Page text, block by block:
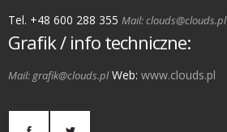
Tel. +48 600 288 355 Mail: clouds@clouds.pl
Grafik / info techniczne:
Mail: grafik@clouds.plWeb: www.clouds.pl